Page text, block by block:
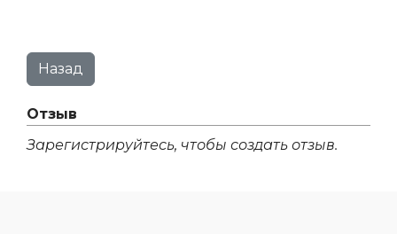
Отзыв
Зарегистрируйтесь, чтобы создать отзыв.